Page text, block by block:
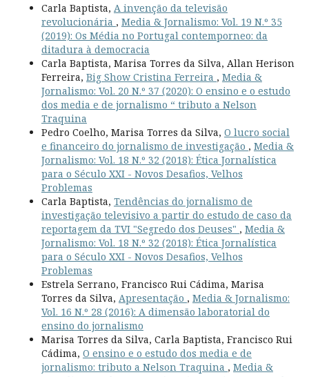
Carla Baptista, A invenção da televisão
revolucionária , Media & Jornalismo: Vol. 19 N.º 35
(2019): Os Média no Portugal contemporneo: da
ditadura à democracia
Carla Baptista, Marisa Torres da Silva, Allan Herison
Ferreira, Big Show Cristina Ferreira , Media &
Jornalismo: Vol. 20 N.º 37 (2020): O ensino e o estudo
dos media e de jornalismo “ tributo a Nelson
Traquina
Pedro Coelho, Marisa Torres da Silva, O lucro social
e financeiro do jornalismo de investigação , Media &
Jornalismo: Vol. 18 N.º 32 (2018): Ética Jornalística
para o Século XXI - Novos Desafios, Velhos
Problemas
Carla Baptista, Tendências do jornalismo de
investigação televisivo a partir do estudo de caso da
reportagem da TVI "Segredo dos Deuses" , Media &
Jornalismo: Vol. 18 N.º 32 (2018): Ética Jornalística
para o Século XXI - Novos Desafios, Velhos
Problemas
Estrela Serrano, Francisco Rui Cádima, Marisa
Torres da Silva, Apresentação , Media & Jornalismo:
Vol. 16 N.º 28 (2016): A dimensão laboratorial do
ensino do jornalismo
Marisa Torres da Silva, Carla Baptista, Francisco Rui
Cádima, O ensino e o estudo dos media e de
jornalismo: tributo a Nelson Traquina , Media &